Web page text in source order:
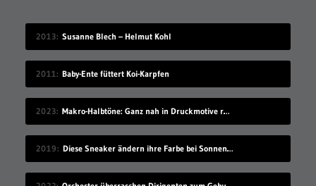
2013 Susanne Blech – Helmut Kohl
2011 Baby-Ente füttert Koi-Karpfen
2023 Makro-Halbtöne: Ganz nah in Druckmotive reingezoomt
2019 Diese Sneaker ändern ihre Farbe bei Sonnenlicht-Einstrahlung